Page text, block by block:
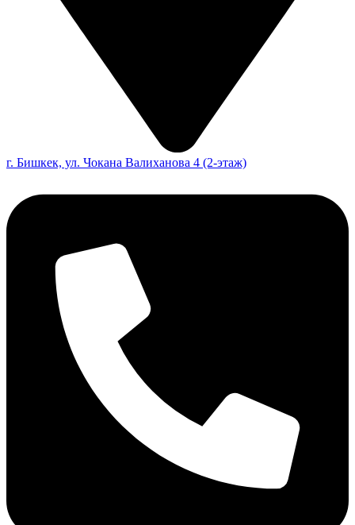
г. Бишкек, ул. Чокана Валиханова 4 (2-этаж)